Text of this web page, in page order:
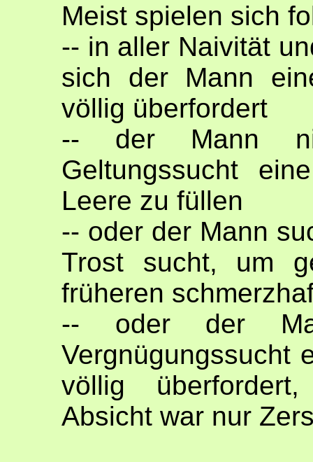
Meist spielen sich
-- in aller Naivität
sich der Mann
völlig überfordert
-- der Mann
Geltungssucht
Leere zu füllen
-- oder der Mann
Trost sucht, um
früheren
-- oder der
Vergnügungssucht
völlig
Absicht war nur